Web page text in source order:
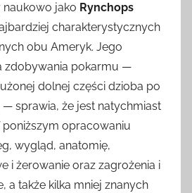
naukowo jako Rynchops
charakterystycznych
obu Ameryk. Jego
zdobywania pokarmu —
dolnej części dzioba po
sprawia, że jest natychmiast
poniższym opracowaniu
wygląd, anatomię,
i żerowanie oraz zagrożenia i
a także kilka mniej znanych